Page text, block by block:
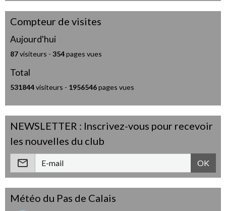
Compteur de visites
Aujourd'hui
87visiteurs - 354pages vues
Total
531844visiteurs - 1956546pages vues
NEWSLETTER : Inscrivez-vous pour recevoir
les nouvelles du club
OK
Météo du Pas de Calais